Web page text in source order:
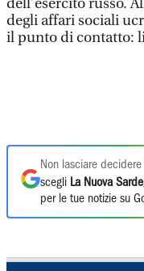
dell’esercito russo.
degli affari sociali
il punto di contatto:
Non lasciare
scegli La Nuova
per le tue notizie su